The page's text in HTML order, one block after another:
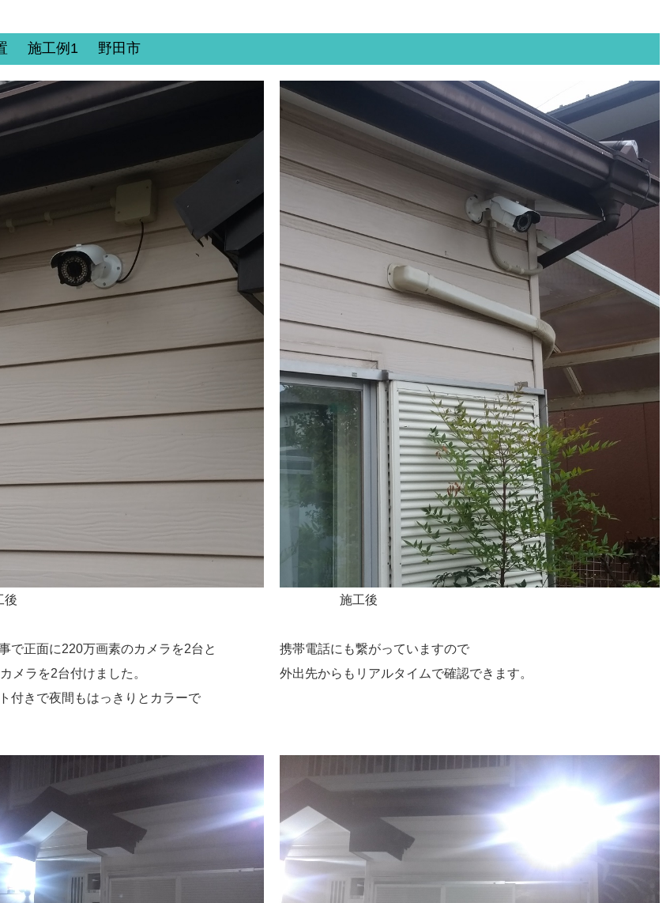
置 施工例1 野田市
で正面に220万画素のカメラを2台と
メラを2台付けました。
付きで夜間もはっきりとカラーで
施工後
携帯電話にも繋がっていますので
外出先からもリアルタイムで確認できます。